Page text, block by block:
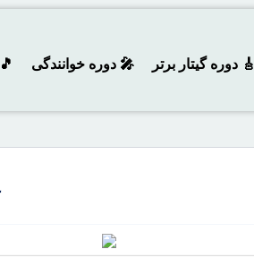
🎸 دوره‌ گیتار برتر 🎤 دوره خوانندگی